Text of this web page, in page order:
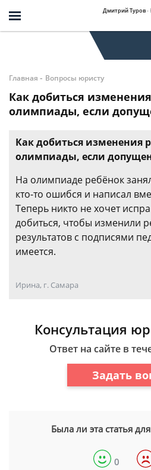
Дмитрий Туров-
Главная - Вопросы юристу
Как добиться
олимпиады, если
Как добиться изменения
олимпиады, если
На олимпиаде ребёнок
кто-то ошибся и написал
Теперь никто не хочет
добиться, чтобы изменили
результатов с подписями
имеется.
Ирина, г. Самара
Консультация
Ответ на сайте в
Задать
Была ли эта статья
0